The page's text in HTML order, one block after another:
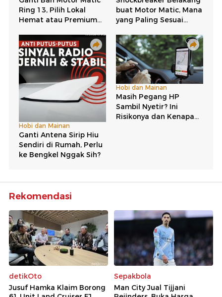
Rekomendasi
detikOto
Jusuf Hamka Klaim Borong
Sepakbola
Man City Jual Tijjani